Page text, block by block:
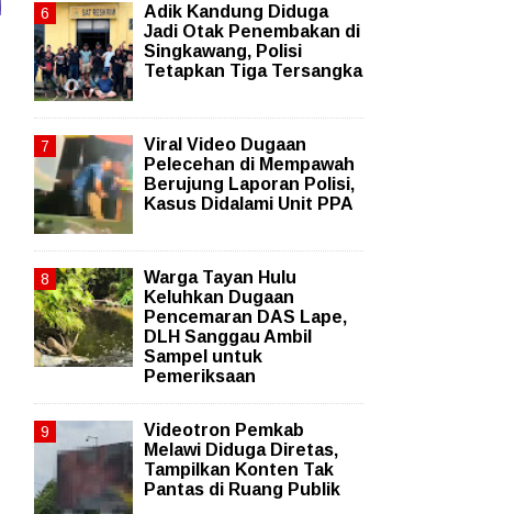
Adik Kandung Diduga
Jadi Otak Penembakan di
Singkawang, Polisi
Tetapkan Tiga Tersangka
Viral Video Dugaan
Pelecehan di Mempawah
Berujung Laporan Polisi,
Kasus Didalami Unit PPA
Warga Tayan Hulu
Keluhkan Dugaan
Pencemaran DAS Lape,
DLH Sanggau Ambil
Sampel untuk
Pemeriksaan
Videotron Pemkab
Melawi Diduga Diretas,
Tampilkan Konten Tak
Pantas di Ruang Publik